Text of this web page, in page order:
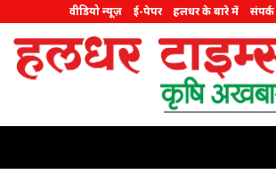
वीडियो न्यूज़ ई-पेपर हलधर के बारे में